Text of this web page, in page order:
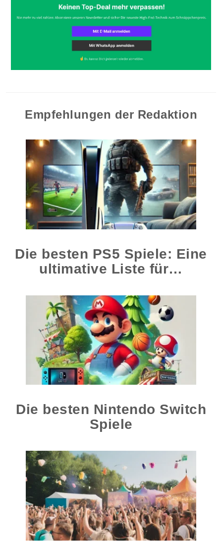
Empfehlungen der Redaktion
Die besten PS5 Spiele: Eine
ultimative Liste für…
Die besten Nintendo Switch
Spiele